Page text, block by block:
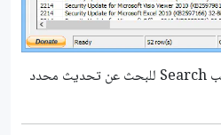
يمكنك الدخول إلى التبويب Search للبحث عن تحديث محدد